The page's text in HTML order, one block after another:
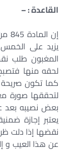
القاعدة : –
إن
يزيد على
المغبون طلب
لحقه منها
كما تكون
لتحققها صورة
بعض نصيبه بعد
يعتبر إجازة
نقضها إذا دلت
عن هذا العيب و